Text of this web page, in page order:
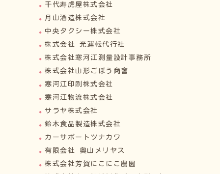
千代寿虎屋株式会社
月山酒造株式会社
中央タクシー株式会社
株式会社 光運転代行社
株式会社寒河江測量設計事務所
株式会社山形ごぼう商會
寒河江印刷株式会社
寒河江物流株式会社
サラヤ株式会社
鈴木食品製造株式会社
カーサポートツナカワ
有限会社 奥山メリヤス
株式会社芳賀にこにこ農園